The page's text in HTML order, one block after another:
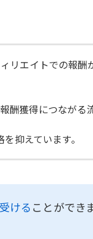
エイトでの報酬
酬獲得につながる
抑えています。
ける ことができ